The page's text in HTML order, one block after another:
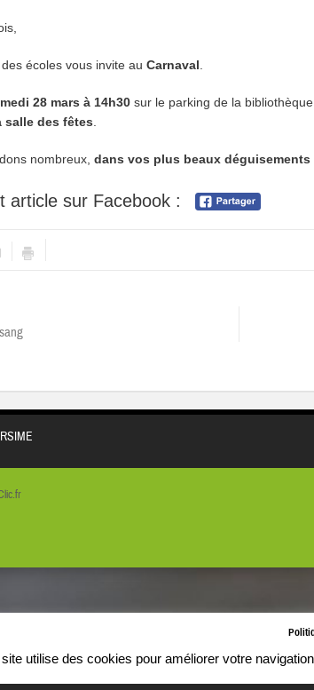
des écoles vous invite au Carnaval
28 mars à 14h30 sur le parking de la
salle des fêtes
nombreux, dans vos plus beaux déguisements
article sur Facebook :
utilise des cookies pour améliorer votre